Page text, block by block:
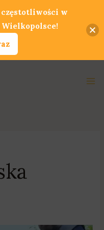
w
Wielkopolsce!